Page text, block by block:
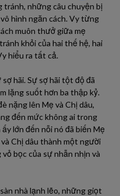
những câu chuyện bị
hình ngăn cách. Vy từng
muôn thưở giữa mẹ
khỏi của hai thế hệ, hai
hiểu ra tất cả.
hãi. Sự sợ hãi tột độ đã
lặng suốt hơn ba thập kỷ.
nặng lên Mẹ và Chị dâu,
đến mức không ai trong
lớn đến nỗi nó đã biến Mẹ
Chị dâu thành một người
bọc của sự nhẫn nhịn và
nhà lạnh lẽo, những giọt